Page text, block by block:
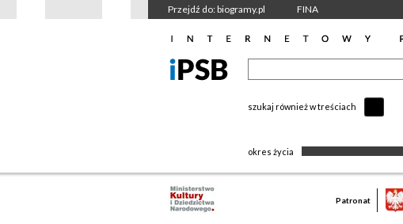
Przejdź do: biogramy.pl FINA
szukaj również w treściach
okres życia
Patronat